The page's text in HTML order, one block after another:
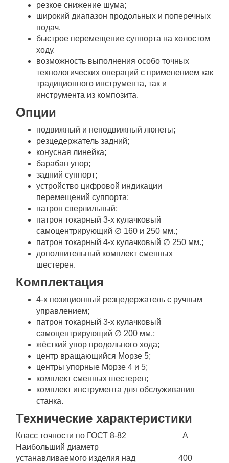
резкое снижение шума;
широкий диапазон продольных и поперечных
подач.
быстрое перемещение суппорта на холостом
ходу.
возможность выполнения особо точных
технологических операций с применением как
традиционного инструмента, так и
инструмента из композита.
Опции
подвижный и неподвижный люнеты;
резцедержатель задний;
конусная линейка;
барабан упор;
задний суппорт;
устройство цифровой индикации
перемещений суппорта;
патрон сверлильный;
патрон токарный 3-х кулачковый
самоцентрирующий ∅ 160 и 250 мм.;
патрон токарный 4-х кулачковый ∅ 250 мм.;
дополнительный комплект сменных
шестерен.
Комплектация
4-х позиционный резцедержатель с ручным
управлением;
патрон токарный 3-х кулачковый
самоцентрирующий ∅ 200 мм.;
жёсткий упор продольного хода;
центр вращающийся Морзе 5;
центры упорные Морзе 4 и 5;
комплект сменных шестерен;
комплект инструмента для обслуживания
станка.
Технические характеристики
Класс точности по ГОСТ 8-82
A
Наибольший диаметр
устанавливаемого изделия над
400